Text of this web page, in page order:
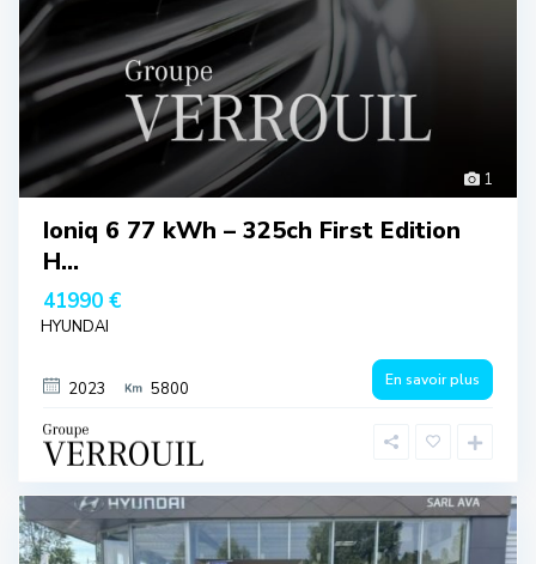
1
Ioniq 6 77 kWh – 325ch First Edition
H...
41990 €
HYUNDAI
2023 5800 En savoir plus